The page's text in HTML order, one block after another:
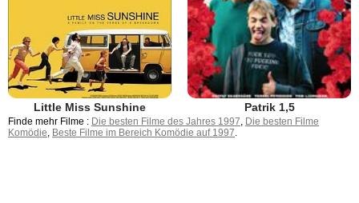
Little Miss Sunshine Patrik 1,5
Finde mehr Filme : Die besten Filme des Jahres 1997, Die besten Filme
Komödie, Beste Filme im Bereich Komödie auf 1997.